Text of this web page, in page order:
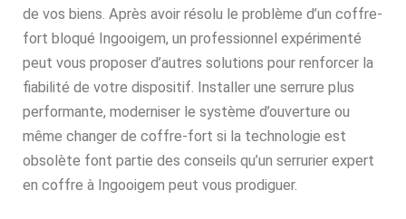
de vos biens. Après avoir résolu le problème d’un coffre-
fort bloqué Ingooigem, un professionnel expérimenté
peut vous proposer d’autres solutions pour renforcer la
fiabilité de votre dispositif. Installer une serrure plus
performante, moderniser le système d’ouverture ou
même changer de coffre-fort si la technologie est
obsolète font partie des conseils qu’un serrurier expert
en coffre à Ingooigem peut vous prodiguer.